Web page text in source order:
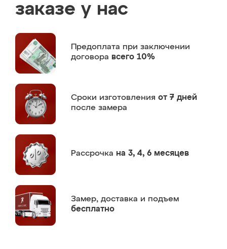
заказе у нас
Предоплата при заключении
договора всего 10%
Сроки изготовления от 7 дней
после замера
Рассрочка на 3, 4, 6 месяцев
Замер, доставка и подъем
бесплатно